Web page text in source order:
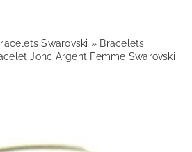
Swarovski » Bracelets
Jonc Argent Femme Swarovski